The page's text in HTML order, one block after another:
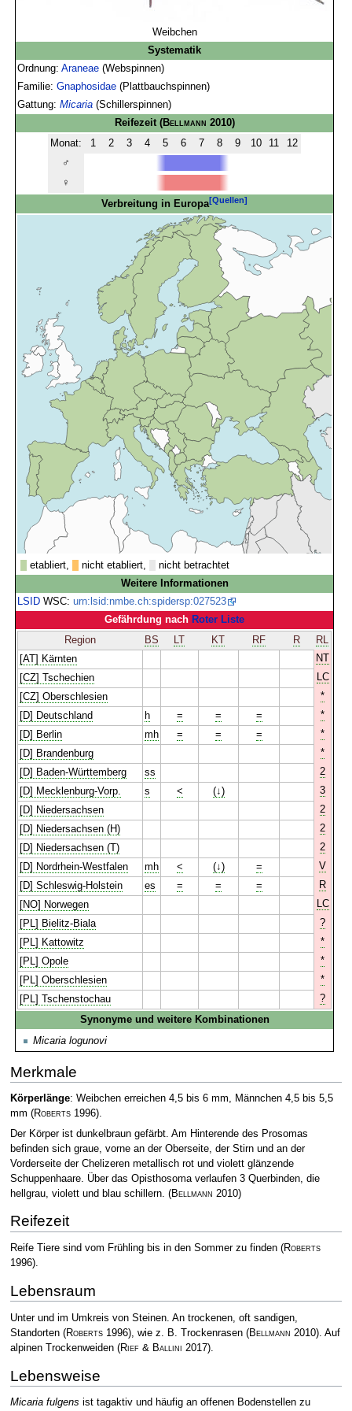
Weibchen
Systematik
Ordnung:Araneae (Webspinnen)
Familie:Gnaphosidae (Plattbauchspinnen)
Gattung:Micaria (Schillerspinnen)
Reifezeit (Bellmann 2010)
Monat:
1 2 3 4 5 6 7 8 9 10 11
12
♂
♀
Verbreitung in Europa[Quellen]
etabliert, nicht etabliert,
nicht betrachtet
Weitere Informationen
LSID WSC:urn:lsid:nmbe.ch:spidersp:027523
Gefährdung nach Roter Liste
Region
BS LT KT RF R
RL
[AT] Kärnten
NT
[CZ] Tschechien
LC
[CZ] Oberschlesien
*
[D] Deutschland
h = = =
*
[D] Berlin
mh = = =
*
[D] Brandenburg
*
[D] Baden-Württemberg
ss
2
[D] Mecklenburg-Vorp.
s < (↓)
3
[D] Niedersachsen
2
[D] Niedersachsen (H)
2
[D] Niedersachsen (T)
2
[D] Nordrhein-Westfalen
mh < (↓) =
V
[D] Schleswig-Holstein
es = = =
R
[NO] Norwegen
LC
[PL] Bielitz-Biala
?
[PL] Kattowitz
*
[PL] Opole
*
[PL] Oberschlesien
*
[PL] Tschenstochau
?
Synonyme und weitere Kombinationen
Micaria logunovi
Merkmale
Körperlänge: Weibchen erreichen 4,5 bis 6 mm, Männchen 4,5 bis 5,5
mm (Roberts1996).
Der Körper ist dunkelbraun gefärbt. Am Hinterende des Prosomas
befinden sich graue, vorne an der Oberseite, der Stirn und an der
Vorderseite der Chelizeren metallisch rot und violett glänzende
Schuppenhaare. Über das Opisthosoma verlaufen 3 Querbinden, die
hellgrau, violett und blau schillern. (Bellmann 2010)
Reifezeit
Reife Tiere sind vom Frühling bis in den Sommer zu finden (Roberts
1996).
Lebensraum
Unter und im Umkreis von Steinen. An trockenen, oft sandigen,
Standorten (Roberts1996), wie z. B. Trockenrasen (Bellmann 2010). Auf
alpinen Trockenweiden (Rief & Ballini 2017).
Lebensweise
Micaria fulgens ist tagaktiv und häufig an offenen Bodenstellen zu